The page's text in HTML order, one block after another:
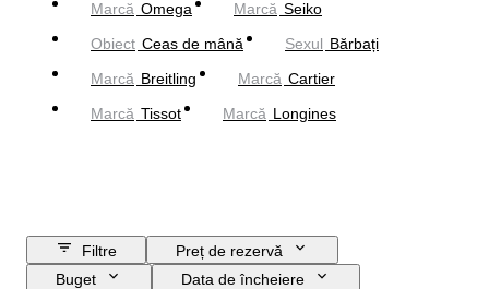
Marcă Omega Marcă Seiko
Obiect Ceas de mână Sexul Bărbați
Marcă Breitling Marcă Cartier
Marcă Tissot Marcă Longines
Filtre
Preț de rezervă
Buget
Data de încheiere